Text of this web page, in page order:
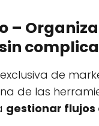
–
de
de las
gestionar